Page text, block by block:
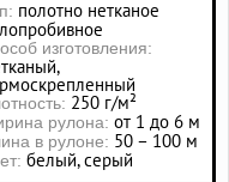
полотно нетканое
изготовления:
250 г/м²
рулона: от 1 до 6 м
в рулоне: 50 – 100 м
белый, серый